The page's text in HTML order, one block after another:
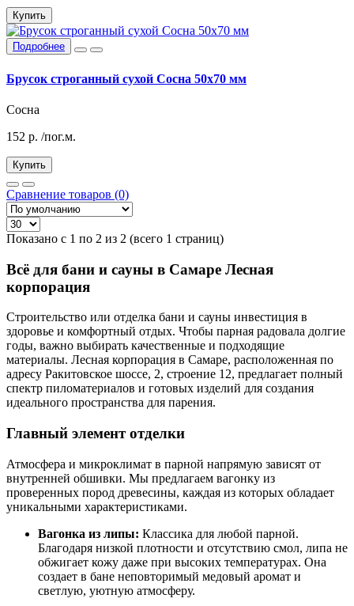
Купить
Подробнее
Брусок строганный сухой Сосна 50х70 мм
Сосна
152 р. /пог.м.
Купить
Сравнение товаров (0)
Показано с 1 по 2 из 2 (всего 1 страниц)
Всё для бани и сауны в Самаре Лесная
корпорация
Строительство или отделка бани и сауны инвестиция в
здоровье и комфортный отдых. Чтобы парная радовала долгие
годы, важно выбирать качественные и подходящие
материалы. Лесная корпорация в Самаре, расположенная по
адресу Ракитовское шоссе, 2, строение 12, предлагает полный
спектр пиломатериалов и готовых изделий для создания
идеального пространства для парения.
Главный элемент отделки
Атмосфера и микроклимат в парной напрямую зависят от
внутренней обшивки. Мы предлагаем вагонку из
проверенных пород древесины, каждая из которых обладает
уникальными характеристиками.
Вагонка из липы: Классика для любой парной.
Благодаря низкой плотности и отсутствию смол, липа не
обжигает кожу даже при высоких температурах. Она
создает в бане неповторимый медовый аромат и
светлую, уютную атмосферу.